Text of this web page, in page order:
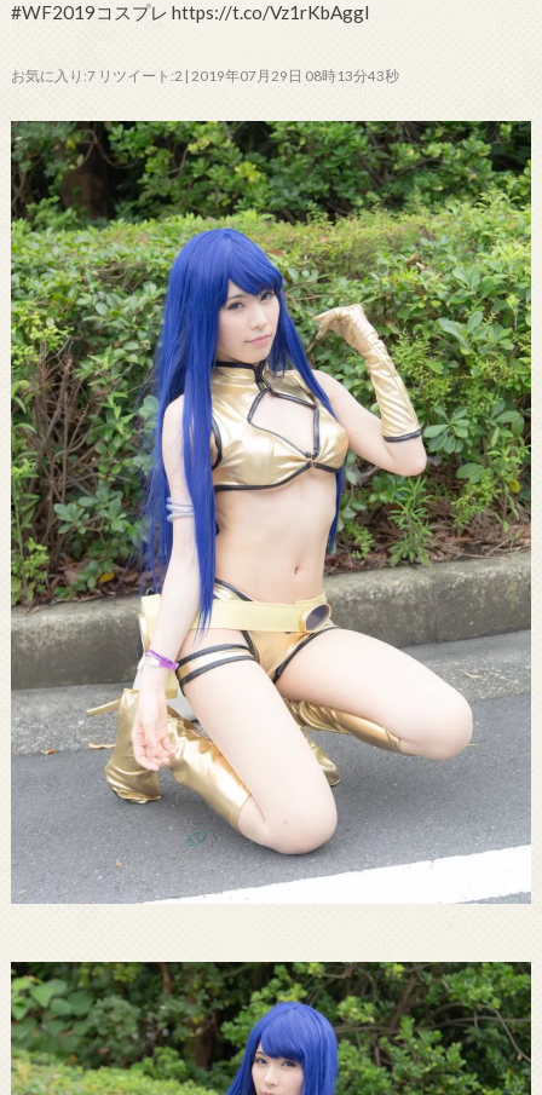
#WF2019コスプレ https://t.co/Vz1rKbAggI
お気に入り:7 リツイート:2 | 2019年07月29日 08時13分43秒